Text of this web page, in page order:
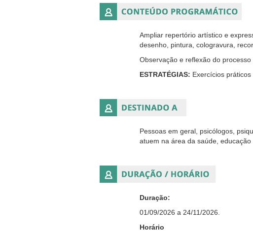
Ampliar repertório artístico e
desenho, pintura, cologravura,
Observação e reflexão do
ESTRATÉGIAS: Exercícios
Pessoas em geral, psicólogos,
atuem na área da saúde, educação
Duração:
01/09/2026 a 24/11/2026.
Horário